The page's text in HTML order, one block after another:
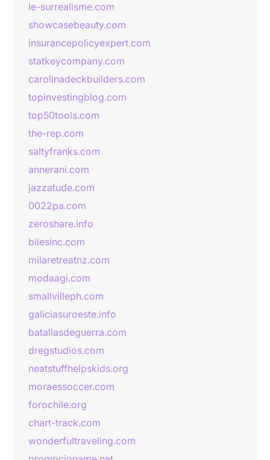
le-surrealisme.com
showcasebeauty.com
insurancepolicyexpert.com
statkeycompany.com
carolinadeckbuilders.com
topinvestingblog.com
top50tools.com
the-rep.com
saltyfranks.com
annerani.com
jazzatude.com
0022pa.com
zeroshare.info
bilesinc.com
milaretreatnz.com
modaagi.com
smallvilleph.com
galiciasuroeste.info
batallasdeguerra.com
dregstudios.com
neatstuffhelpskids.org
moraessoccer.com
forochile.org
chart-track.com
wonderfultraveling.com